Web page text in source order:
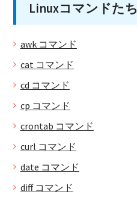
Linuxコマンドたち
awk コマンド
cat コマンド
cd コマンド
cp コマンド
crontab コマンド
curl コマンド
date コマンド
diff コマンド